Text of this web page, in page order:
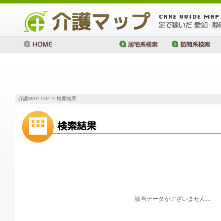
介護MAP TOP > 検索結果
該当データがございません...